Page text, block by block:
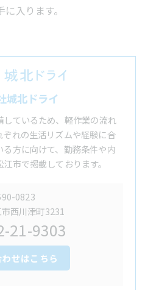
入ります。
城北ドライ
ているため、軽作業の流れ
れの生活リズムや経験に合
方に向けて、勤務条件や内
市で掲載しております。
0823
西川津町3231
21-9303
せはこちら